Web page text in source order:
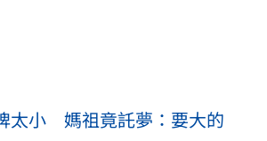
太小 媽祖竟託夢：要大的